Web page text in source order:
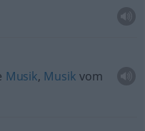
Musik, Musik vom